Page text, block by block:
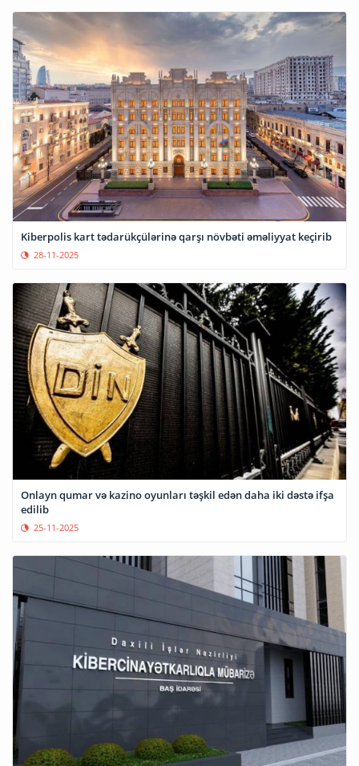
Kiberpolis kart tədarükçülərinə qarşı növbəti əməliyyat keçirib
28-11-2025
Onlayn qumar və kazino oyunları təşkil edən daha iki dəstə ifşa
edilib
25-11-2025